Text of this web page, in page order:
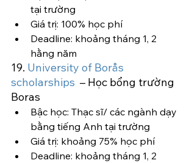
tại trường
Giá trị: 100% học phí
Deadline: khoảng tháng 1, 2
hằng năm
19. University of Borås
scholarships – Học bổng trường
Boras
Bậc học: Thạc sĩ/ các ngành dạy
bằng tiếng Anh tại trường
Giá trị: khoảng 75% học phí
Deadline: khoảng tháng 1, 2